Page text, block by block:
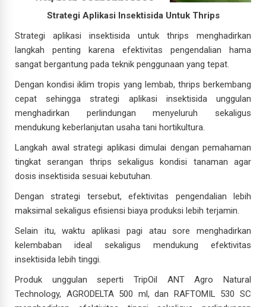
Strategi Aplikasi Insektisida Untuk Thrips
Strategi aplikasi insektisida untuk thrips menghadirkan
langkah penting karena efektivitas pengendalian hama
sangat bergantung pada teknik penggunaan yang tepat.
Dengan kondisi iklim tropis yang lembab, thrips berkembang
cepat sehingga strategi aplikasi insektisida unggulan
menghadirkan perlindungan menyeluruh sekaligus
mendukung keberlanjutan usaha tani hortikultura.
Langkah awal strategi aplikasi dimulai dengan pemahaman
tingkat serangan thrips sekaligus kondisi tanaman agar
dosis insektisida sesuai kebutuhan.
Dengan strategi tersebut, efektivitas pengendalian lebih
maksimal sekaligus efisiensi biaya produksi lebih terjamin.
Selain itu, waktu aplikasi pagi atau sore menghadirkan
kelembaban ideal sekaligus mendukung efektivitas
insektisida lebih tinggi.
Produk unggulan seperti TripOil ANT Agro Natural
Technology, AGRODELTA 500 ml, dan RAFTOMIL 530 SC